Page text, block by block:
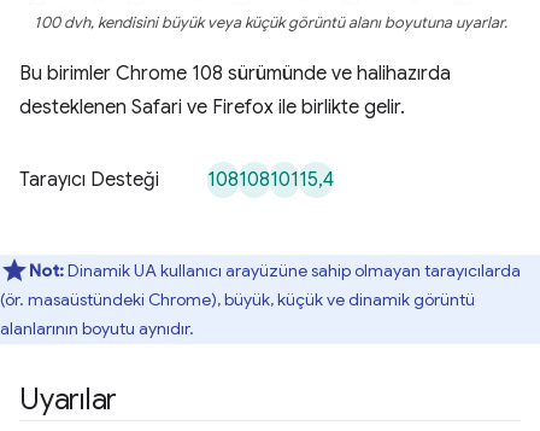
100 dvh, kendisini büyük veya küçük görüntü alanı boyutuna uyarlar.
Bu birimler Chrome 108 sürümünde ve halihazırda
desteklenen Safari ve Firefox ile birlikte gelir.
Tarayıcı Desteği 10810810115,4
Not:Dinamik UA kullanıcı arayüzüne sahip olmayan tarayıcılarda
(ör. masaüstündeki Chrome), büyük, küçük ve dinamik görüntü
alanlarının boyutu aynıdır.
Uyarılar